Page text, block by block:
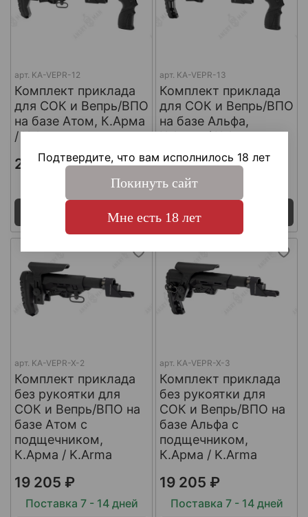
арт. KA-VEPR-12
Комплект приклада
для СОК и Вепрь/ВПО
на базе Атом, К.Арма
/ K.Arma
21 765 ₽
Поставка 7 - 14 дней
арт. KA-VEPR-13
Комплект приклада
для СОК и Вепрь/ВПО
на базе Альфа,
К.Арма / K.Arma
21 765 ₽
Поставка 7 - 14 дней
арт. KA-VEPR-X-2
Комплект приклада
без рукоятки для
СОК и Вепрь/ВПО на
базе Атом с
подщечником,
К.Арма / K.Arma
19 205 ₽
Поставка 7 - 14 дней
арт. KA-VEPR-X-3
Комплект приклада
без рукоятки для
СОК и Вепрь/ВПО на
базе Альфа с
подщечником,
К.Арма / K.Arma
19 205 ₽
Поставка 7 - 14 дней
Подтвердите, что вам исполнилось 18 лет
Покинуть сайт
Мне есть 18 лет